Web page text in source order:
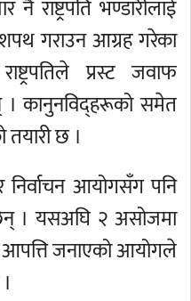
नै राष्ट्रपति भण्डारीलाई
गराउन आग्रह गरेका
प्रस्ट जवाफ
। कानुनविद्हरूको समेत
तयारी छ ।
निर्वाचन आयोगसँग पनि
। यसअघि २ असोजमा
आपत्ति जनाएको आयोगले